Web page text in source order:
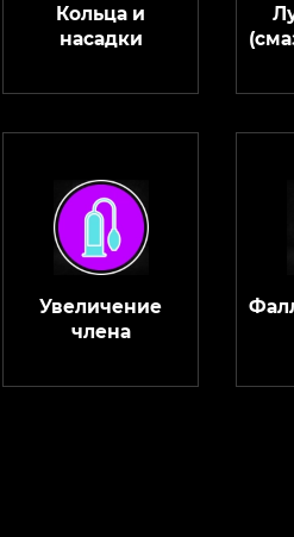
Кольца и
насадки
Увеличение
члена